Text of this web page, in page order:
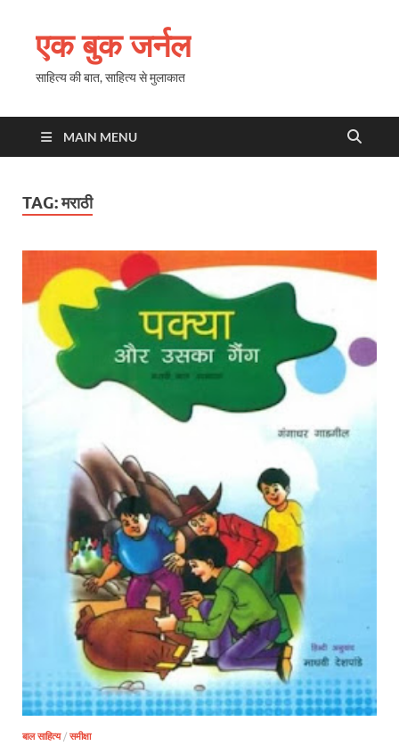
एक बुक जर्नल
साहित्य की बात, साहित्य से मुलाकात
MAIN MENU
TAG:मराठी
बाल साहित्य/ समीक्षा